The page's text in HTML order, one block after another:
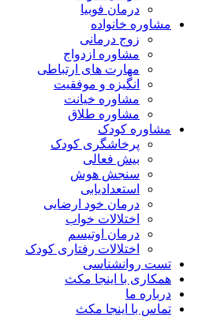
درمان فوبیا
مشاوره خانواده
زوج درمانی
مشاوره ازدواج
مهارت های ارتباطی
انگیزه و موفقیت
مشاوره خیانت
مشاوره طلاق
مشاوره کودک
پرخاشگری کودک
بیش فعالی
سنجش هوش
استعدادیابی
درمان خود ارضایی
اختلالات خواب
درمان اوتیسم
اختلالات رفتاری کودک
تست روانشناسی
همکاری با اینجا مکث
درباره ما
تماس با اینجا مکث